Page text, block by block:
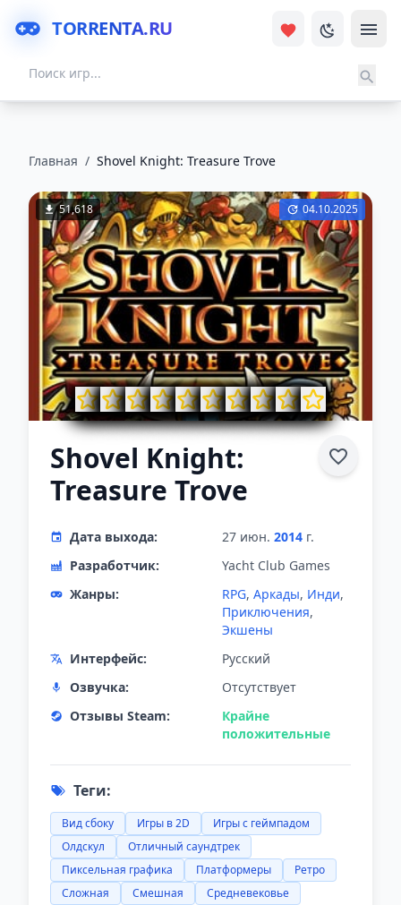
TORRENTA.RU
Главная / Shovel Knight: Treasure Trove
51,618 04.10.2025
Shovel Knight:
Treasure Trove
Дата выхода: 27 июн. 2014 г.
Разработчик:
Yacht Club Games
Жанры:
RPG, Аркады, Инди,
Приключения,
Экшены
Интерфейс:
Русский
Озвучка:
Отсутствует
Отзывы Steam:
Крайне
положительные
Теги:
Вид сбоку Игры в 2D
Игры с геймпадом
Олдскул
Отличный саундтрек
Пиксельная графика
Платформеры
Ретро
Сложная
Смешная
Средневековье